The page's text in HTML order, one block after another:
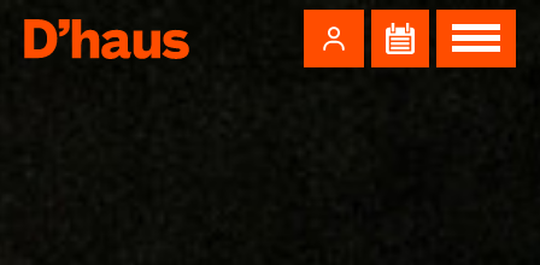
Zum Hauptinhalt springen Zum Footer springen